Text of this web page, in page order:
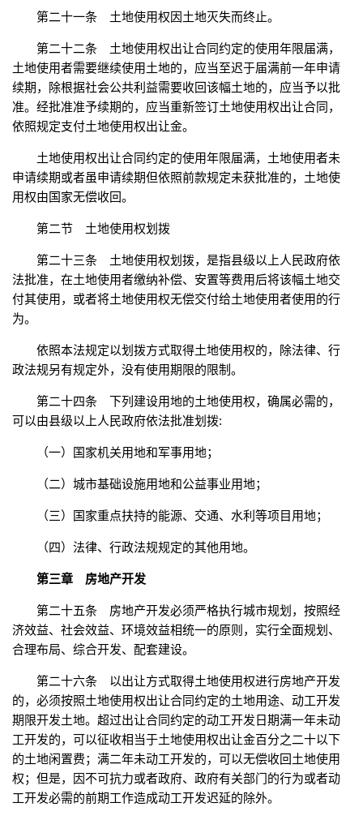
第二十一条 土地使用权因土地灭失而终止。
第二十二条 土地使用权出让合同约定的使用年限届满，
土地使用者需要继续使用土地的，应当至迟于届满前一年申请
续期，除根据社会公共利益需要收回该幅土地的，应当予以批
准。经批准准予续期的，应当重新签订土地使用权出让合同，
依照规定支付土地使用权出让金。
土地使用权出让合同约定的使用年限届满，土地使用者未
申请续期或者虽申请续期但依照前款规定未获批准的，土地使
用权由国家无偿收回。
第二节 土地使用权划拨
第二十三条 土地使用权划拨，是指县级以上人民政府依
法批准，在土地使用者缴纳补偿、安置等费用后将该幅土地交
付其使用，或者将土地使用权无偿交付给土地使用者使用的行
为。
依照本法规定以划拨方式取得土地使用权的，除法律、行
政法规另有规定外，没有使用期限的限制。
第二十四条 下列建设用地的土地使用权，确属必需的，
可以由县级以上人民政府依法批准划拨:
（一）国家机关用地和军事用地；
（二）城市基础设施用地和公益事业用地；
（三）国家重点扶持的能源、交通、水利等项目用地；
（四）法律、行政法规规定的其他用地。
第三章 房地产开发
第二十五条 房地产开发必须严格执行城市规划，按照经
济效益、社会效益、环境效益相统一的原则，实行全面规划、
合理布局、综合开发、配套建设。
第二十六条 以出让方式取得土地使用权进行房地产开发
的，必须按照土地使用权出让合同约定的土地用途、动工开发
期限开发土地。超过出让合同约定的动工开发日期满一年未动
工开发的，可以征收相当于土地使用权出让金百分之二十以下
的土地闲置费；满二年未动工开发的，可以无偿收回土地使用
权；但是，因不可抗力或者政府、政府有关部门的行为或者动
工开发必需的前期工作造成动工开发迟延的除外。